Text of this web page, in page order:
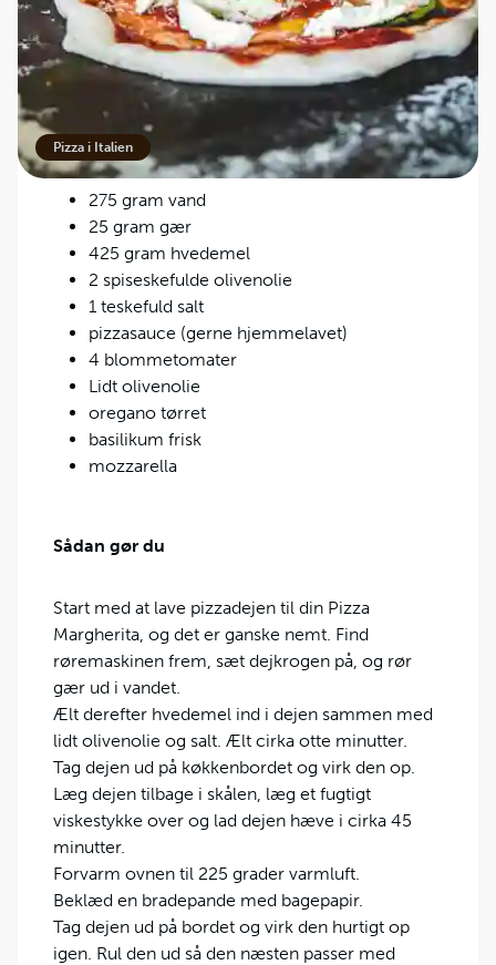
Pizza i Italien
og simple Margherita:
Ingredienser
275 gram vand
25 gram gær
425 gram hvedemel
2 spiseskefulde olivenolie
1 teskefuld salt
pizzasauce (gerne hjemmelavet)
4 blommetomater
Lidt olivenolie
oregano tørret
basilikum frisk
mozzarella
Sådan gør du
Start med at lave pizzadejen til din Pizza
Margherita, og det er ganske nemt. Find
røremaskinen frem, sæt dejkrogen på, og rør
gær ud i vandet.
Ælt derefter hvedemel ind i dejen sammen med
lidt olivenolie og salt. Ælt cirka otte minutter.
Tag dejen ud på køkkenbordet og virk den op.
Læg dejen tilbage i skålen, læg et fugtigt
viskestykke over og lad dejen hæve i cirka 45
minutter.
Forvarm ovnen til 225 grader varmluft.
Beklæd en bradepande med bagepapir.
Tag dejen ud på bordet og virk den hurtigt op
igen. Rul den ud så den næsten passer med